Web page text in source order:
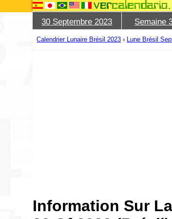
30 Septembre 2023 Semaine
Calendrier Lunaire Brésil 2023 › Lune Brésil
Information Sur